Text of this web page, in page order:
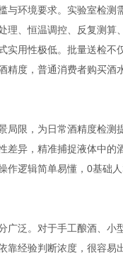
环境要求。实验室检测
理、恒温调控、反复测
实用性极低。批量送检
精度，普通消费者购买
限，为日常酒精度检测
差异，精准捕捉液体中
作逻辑简单易懂，0基础
泛。对于手工酿酒、小
靠经验判断浓度，很容